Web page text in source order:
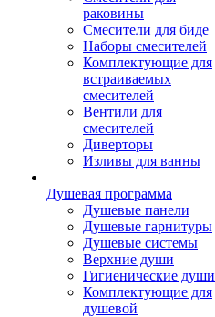
раковины
Смесители для биде
Наборы смесителей
Комплектующие для
встраиваемых
смесителей
Вентили для
смесителей
Диверторы
Изливы для ванны
Душевая программа
Душевые панели
Душевые гарнитуры
Душевые системы
Верхние души
Гигиенические души
Комплектующие для
душевой